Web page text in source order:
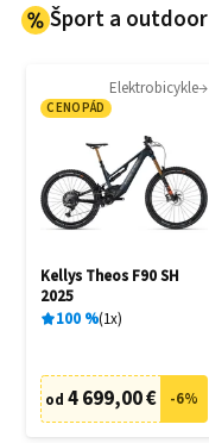
Šport a outdoor
Elektrobicykle
CENOPÁD
Kellys Theos F90 SH
2025
100% 1x
od 4 699,00 € -6%